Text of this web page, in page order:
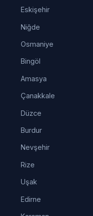
Eskişehir
Niğde
Osmaniye
Bingöl
Amasya
Çanakkale
Düzce
Burdur
Nevşehir
Rize
Uşak
Edirne